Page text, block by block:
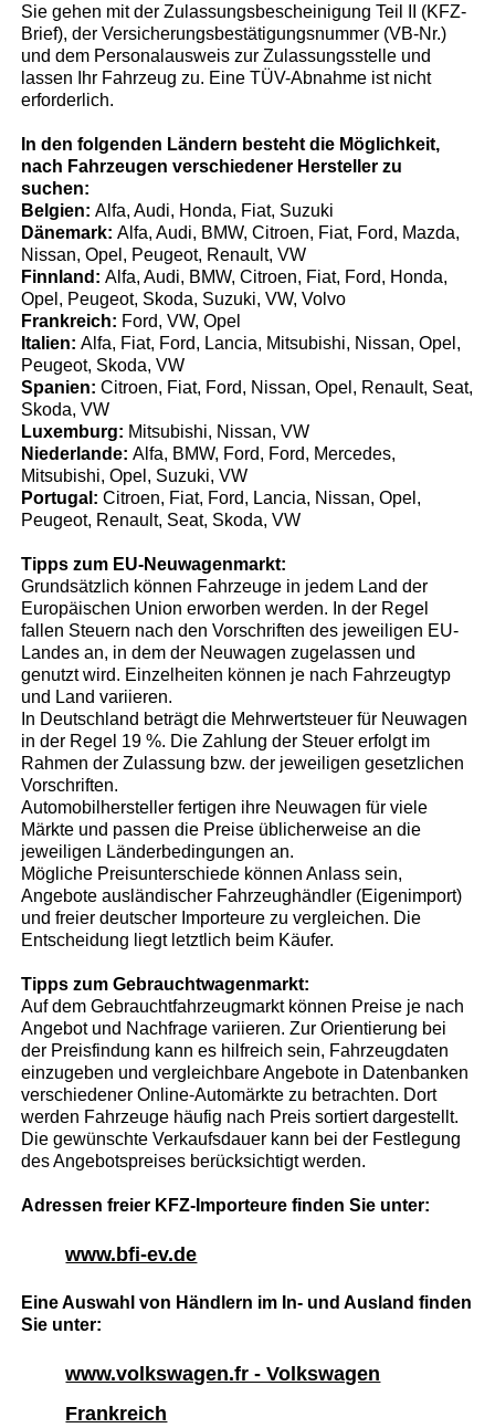
Sie gehen mit der Zulassungsbescheinigung Teil II (KFZ-
Brief), der Versicherungsbestätigungsnummer (VB-Nr.)
und dem Personalausweis zur Zulassungsstelle und
lassen Ihr Fahrzeug zu. Eine TÜV-Abnahme ist nicht
erforderlich.
In den folgenden Ländern besteht die Möglichkeit,
nach Fahrzeugen verschiedener Hersteller zu
suchen:
Belgien:Alfa, Audi, Honda, Fiat, Suzuki
Dänemark:Alfa, Audi, BMW, Citroen, Fiat, Ford, Mazda,
Nissan, Opel, Peugeot, Renault, VW
Finnland:Alfa, Audi, BMW, Citroen, Fiat, Ford, Honda,
Opel, Peugeot, Skoda, Suzuki, VW, Volvo
Frankreich: Ford, VW, Opel
Italien:Alfa, Fiat, Ford, Lancia, Mitsubishi, Nissan, Opel,
Peugeot, Skoda, VW
Spanien:Citroen, Fiat, Ford, Nissan, Opel, Renault, Seat,
Skoda, VW
Luxemburg: Mitsubishi, Nissan, VW
Niederlande:Alfa, BMW, Ford, Ford, Mercedes,
Mitsubishi, Opel, Suzuki, VW
Portugal:Citroen, Fiat, Ford, Lancia, Nissan, Opel,
Peugeot, Renault, Seat, Skoda, VW
Tipps zum EU-Neuwagenmarkt:
Grundsätzlich können Fahrzeuge in jedem Land der
Europäischen Union erworben werden. In der Regel
fallen Steuern nach den Vorschriften des jeweiligen EU-
Landes an, in dem der Neuwagen zugelassen und
genutzt wird. Einzelheiten können je nach Fahrzeugtyp
und Land variieren.
In Deutschland beträgt die Mehrwertsteuer für Neuwagen
in der Regel 19 %. Die Zahlung der Steuer erfolgt im
Rahmen der Zulassung bzw. der jeweiligen gesetzlichen
Vorschriften.
Automobilhersteller fertigen ihre Neuwagen für viele
Märkte und passen die Preise üblicherweise an die
jeweiligen Länderbedingungen an.
Mögliche Preisunterschiede können Anlass sein,
Angebote ausländischer Fahrzeughändler (Eigenimport)
und freier deutscher Importeure zu vergleichen. Die
Entscheidung liegt letztlich beim Käufer.
Tipps zum Gebrauchtwagenmarkt:
Auf dem Gebrauchtfahrzeugmarkt können Preise je nach
Angebot und Nachfrage variieren. Zur Orientierung bei
der Preisfindung kann es hilfreich sein, Fahrzeugdaten
einzugeben und vergleichbare Angebote in Datenbanken
verschiedener Online-Automärkte zu betrachten. Dort
werden Fahrzeuge häufig nach Preis sortiert dargestellt.
Die gewünschte Verkaufsdauer kann bei der Festlegung
des Angebotspreises berücksichtigt werden.
Adressen freier KFZ-Importeure finden Sie unter:
www.bfi-ev.de
Eine Auswahl von Händlern im In- und Ausland finden
Sie unter:
www.volkswagen.fr - Volkswagen
Frankreich